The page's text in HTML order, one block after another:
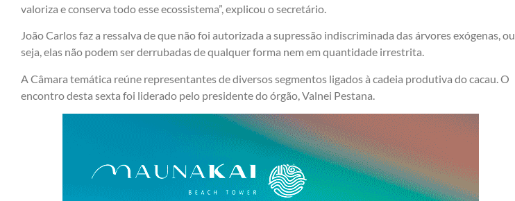
valoriza e conserva todo esse ecossistema”, explicou o secretário.
João Carlos faz a ressalva de que não foi autorizada a supressão indiscriminada das árvores exógenas, ou
seja, elas não podem ser derrubadas de qualquer forma nem em quantidade irrestrita.
A Câmara temática reúne representantes de diversos segmentos ligados à cadeia produtiva do cacau. O
encontro desta sexta foi liderado pelo presidente do órgão, Valnei Pestana.